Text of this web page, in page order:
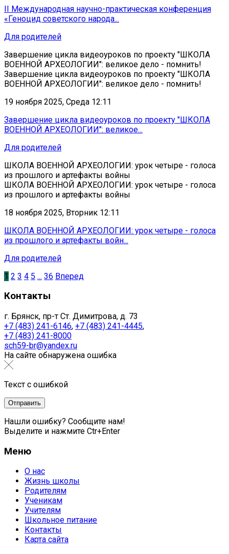
II Международная научно-практическая конференция
«Геноцид советского народа...
Для родителей
Завершение цикла видеоуроков по проекту "ШКОЛА
ВОЕННОЙ АРХЕОЛОГИИ": великое дело - помнить!
Завершение цикла видеоуроков по проекту "ШКОЛА
ВОЕННОЙ АРХЕОЛОГИИ": великое дело - помнить!
19 ноября 2025, Среда 12:11
Завершение цикла видеоуроков по проекту "ШКОЛА
ВОЕННОЙ АРХЕОЛОГИИ": великое...
Для родителей
ШКОЛА ВОЕННОЙ АРХЕОЛОГИИ: урок четыре - голоса
из прошлого и артефакты войны
ШКОЛА ВОЕННОЙ АРХЕОЛОГИИ: урок четыре - голоса
из прошлого и артефакты войны
18 ноября 2025, Вторник 12:11
ШКОЛА ВОЕННОЙ АРХЕОЛОГИИ: урок четыре - голоса
из прошлого и артефакты войн...
Для родителей
1 2 3 4 5 ... 36 Вперед
Контакты
г. Брянск, пр-т Ст. Димитрова, д. 73
+7 (483) 241-6146, +7 (483) 241-4445,
+7 (483) 241-8000
sch59-br@yandex.ru
На сайте обнаружена ошибка
Текст с ошибкой
Нашли ошибку? Сообщите нам!
Выделите и нажмите Ctr+Enter
Меню
О нас
Жизнь школы
Родителям
Ученикам
Учителям
Школьное питание
Контакты
Карта сайта